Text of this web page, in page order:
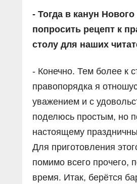
- Тогда в канун
попросить рецепт к
столу для наших
- Конечно. Тем более к
правопорядка я
уважением и с
поделюсь простым, но
настоящему
Для приготовления
помимо всего прочего,
время. Итак, берётся